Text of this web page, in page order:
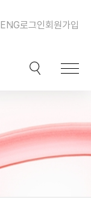
ENG로그인회원가입